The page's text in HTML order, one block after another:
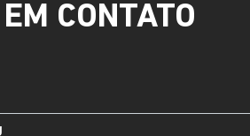
CONTATO